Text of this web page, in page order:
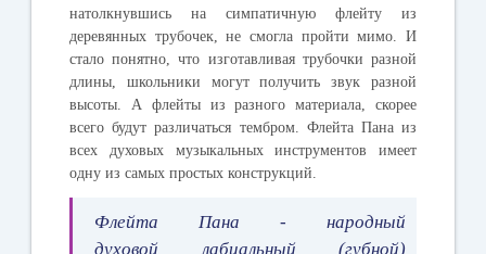
натолкнувшись на симпатичную флейту из
деревянных трубочек, не смогла пройти мимо. И
стало понятно, что изготавливая трубочки разной
длины, школьники могут получить звук разной
высоты. А флейты из разного материала, скорее
всего будут различаться тембром. Флейта Пана из
всех духовых музыкальных инструментов имеет
одну из самых простых конструкций.
Флейта Пана - народный
духовой лабиальный (губной)